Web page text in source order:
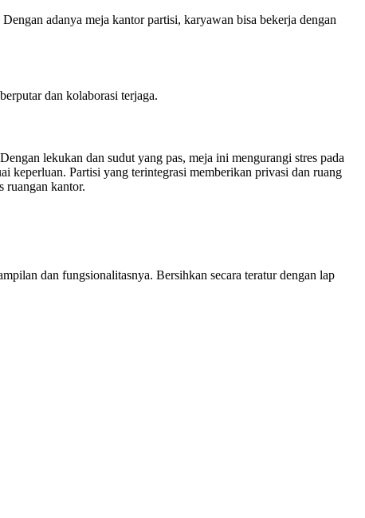
adanya meja kantor partisi, karyawan bisa bekerja dengan
dan kolaborasi terjaga.
lekukan dan sudut yang pas, meja ini mengurangi stres pada
keperluan. Partisi yang terintegrasi memberikan privasi dan ruang
ruangan kantor.
dan fungsionalitasnya. Bersihkan secara teratur dengan lap